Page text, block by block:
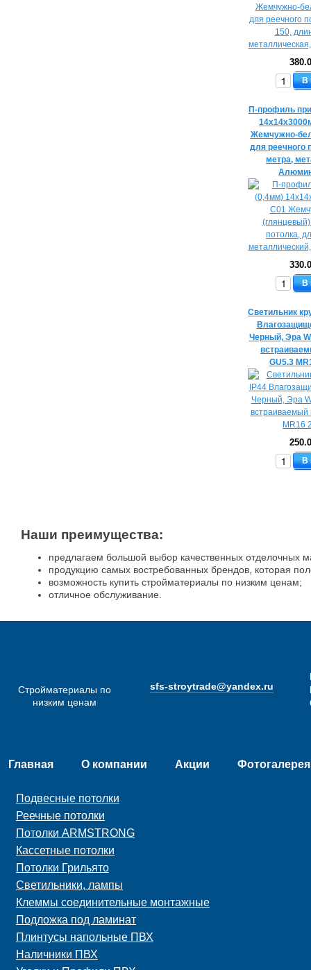
В
П-профиль
Жемчужно-
для реечного
метра,
В
Светильник
Черный, Эра
GU5.3
В
Наши преимущества:
предлагаем большой выбор качественных отделочных
продукцию самых востребованных брендов, которая
возможность купить стройматериалы по низким ценам;
отличное обслуживание.
Стройматериалы по
низким ценам
sfs-stroytrade@yandex.ru
Главная О компании Акции Фотогалерея
Подвесные потолки
Реечные потолки
Потолки ARMSTRONG
Кассетные потолки
Потолки Грильято
Светильники, лампы
Клеммы соединительные монтажные
Подложка под ламинат
Плинтусы напольные ПВХ
Наличники ПВХ